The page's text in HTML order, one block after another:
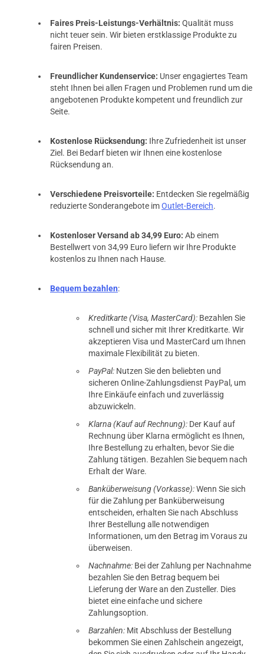
Faires Preis-Leistungs-Verhältnis: Qualität muss
nicht teuer sein. Wir bieten erstklassige Produkte zu
fairen Preisen.
Freundlicher Kundenservice: Unser engagiertes Team
steht Ihnen bei allen Fragen und Problemen rund um die
angebotenen Produkte kompetent und freundlich zur
Seite.
Kostenlose Rücksendung: Ihre Zufriedenheit ist unser
Ziel. Bei Bedarf bieten wir Ihnen eine kostenlose
Rücksendung an.
Verschiedene Preisvorteile: Entdecken Sie regelmäßig
reduzierte Sonderangebote imOutlet-Bereich.
Kostenloser Versand ab 34,99 Euro: Ab einem
Bestellwert von 34,99 Euro liefern wir Ihre Produkte
kostenlos zu Ihnen nach Hause.
Bequem bezahlen:
Kreditkarte (Visa, MasterCard): Bezahlen Sie
schnell und sicher mit Ihrer Kreditkarte. Wir
akzeptieren Visa und MasterCard um Ihnen
maximale Flexibilität zu bieten.
PayPal: Nutzen Sie den beliebten und
sicheren Online-Zahlungsdienst PayPal, um
Ihre Einkäufe einfach und zuverlässig
abzuwickeln.
Klarna (Kauf auf Rechnung): Der Kauf auf
Rechnung über Klarna ermöglicht es Ihnen,
Ihre Bestellung zu erhalten, bevor Sie die
Zahlung tätigen. Bezahlen Sie bequem nach
Erhalt der Ware.
Banküberweisung (Vorkasse):Wenn Sie sich
für die Zahlung per Banküberweisung
entscheiden, erhalten Sie nach Abschluss
Ihrer Bestellung alle notwendigen
Informationen, um den Betrag im Voraus zu
überweisen.
Nachnahme: Bei der Zahlung per Nachnahme
bezahlen Sie den Betrag bequem bei
Lieferung der Ware an den Zusteller. Dies
bietet eine einfache und sichere
Zahlungsoption.
Barzahlen: Mit Abschluss der Bestellung
bekommen Sie einen Zahlschein angezeigt,